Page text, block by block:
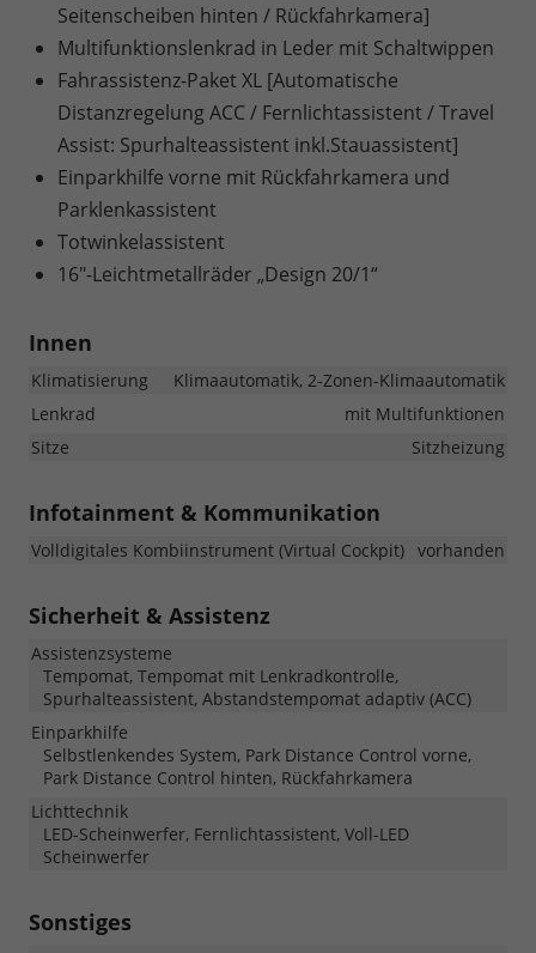
Seitenscheiben hinten / Rückfahrkamera]
Multifunktionslenkrad in Leder mit Schaltwippen
Fahrassistenz-Paket XL [Automatische
Distanzregelung ACC / Fernlichtassistent / Travel
Assist: Spurhalteassistent inkl.Stauassistent]
Einparkhilfe vorne mit Rückfahrkamera und
Parklenkassistent
Totwinkelassistent
16"-Leichtmetallräder „Design 20/1“
Innen
Klimatisierung
Klimaautomatik, 2-Zonen-Klimaautomatik
Lenkrad
mit Multifunktionen
Sitze
Sitzheizung
Infotainment & Kommunikation
Volldigitales Kombiinstrument (Virtual Cockpit) vorhanden
Sicherheit & Assistenz
Assistenzsysteme
Tempomat, Tempomat mit Lenkradkontrolle,
Spurhalteassistent, Abstandstempomat adaptiv (ACC)
Einparkhilfe
Selbstlenkendes System, Park Distance Control vorne,
Park Distance Control hinten, Rückfahrkamera
Lichttechnik
LED-Scheinwerfer, Fernlichtassistent, Voll-LED
Scheinwerfer
Sonstiges